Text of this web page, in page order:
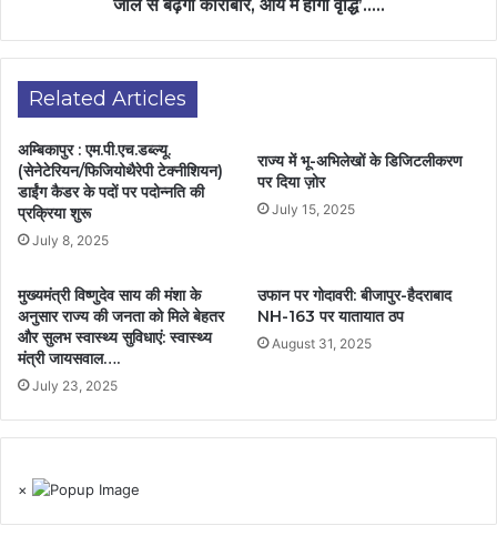
जाल से बढ़ेगा कारोबार, आय में होगी वृद्धि’…..
Related Articles
अम्बिकापुर : एम.पी.एच.डब्ल्यू.
(सेनेटेरियन/फिजियोथैरेपी टेक्नीशियन)
डाईंग कैडर के पदों पर पदोन्नति की
प्रक्रिया शुरू
July 8, 2025
राज्य में भू-अभिलेखों के डिजिटलीकरण
पर दिया ज़ोर
July 15, 2025
मुख्यमंत्री विष्णुदेव साय की मंशा के
अनुसार राज्य की जनता को मिले बेहतर
और सुलभ स्वास्थ्य सुविधाएं: स्वास्थ्य
मंत्री जायसवाल….
July 23, 2025
उफान पर गोदावरी: बीजापुर-हैदराबाद
NH-163 पर यातायात ठप
August 31, 2025
×